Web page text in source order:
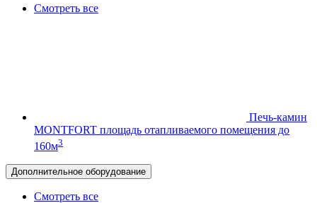
Смотреть все
Печь-камин
MONTFORT площадь отапливаемого помещения до
160м3
Дополнительное оборудование
Смотреть все